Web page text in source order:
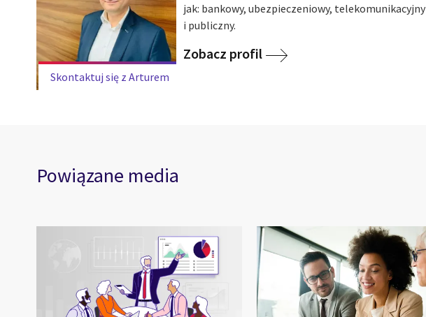
Skontaktuj się z Arturem
jak: bankowy, ubezpieczeniowy, telekomunikacyjny
i publiczny.
Zobacz profil
Powiązane media